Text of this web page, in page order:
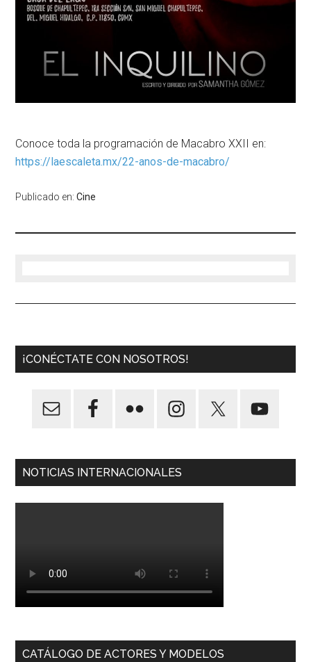
Conoce toda la programación de Macabro XXII en:
https://laescaleta.mx/22-anos-de-macabro/
Publicado en:Cine
¡CONÉCTATE CON NOSOTROS!
NOTICIAS INTERNACIONALES
CATÁLOGO DE ACTORES Y MODELOS